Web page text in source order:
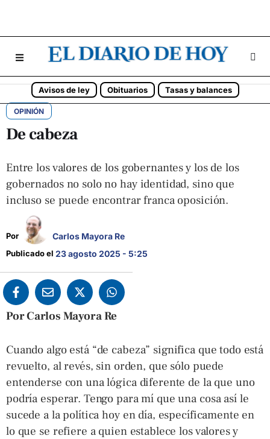
Avisos de ley Obituarios Tasas y balances
OPINIÓN
De cabeza
Entre los valores de los gobernantes y los de los
gobernados no solo no hay identidad, sino que
incluso se puede encontrar franca oposición.
Por Carlos Mayora Re
Publicado el 23 agosto 2025 - 5:25
Por Carlos Mayora Re
Cuando algo está “de cabeza” significa que todo está
revuelto, al revés, sin orden, que sólo puede
entenderse con una lógica diferente de la que uno
podría esperar. Tengo para mí que una cosa así le
sucede a la política hoy en día, específicamente en
lo que se refiere a quien establece los valores y